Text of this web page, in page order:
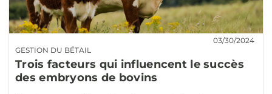
GESTION DU BÉTAIL
03/30/2024
Trois facteurs qui influencent le succès
des embryons de bovins